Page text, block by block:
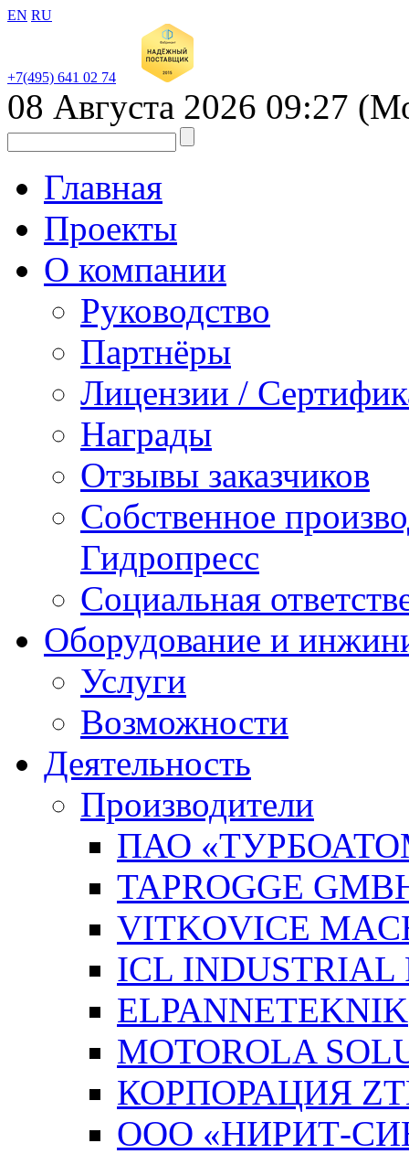
EN RU
+7(495) 641 02 74
08 Августа 2026 09:27
Главная
Проекты
О компании
Руководство
Партнёры
Лицензии /
Награды
Отзывы заказчиков
Собственное
Гидропресс
Социальная
Оборудование и
Услуги
Возможности
Деятельность
Производители
ПАО
TAPROGGE
VITKOVICE
ICL INDUSTRIAL
ELPANNETEKNIK
MOTOROLA
КОРПОРАЦИЯ
ООО «НИРИТ-